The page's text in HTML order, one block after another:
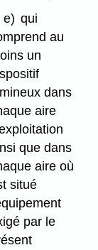
e) qui
au
un
dans
aire
que dans
aire où
situé
par le